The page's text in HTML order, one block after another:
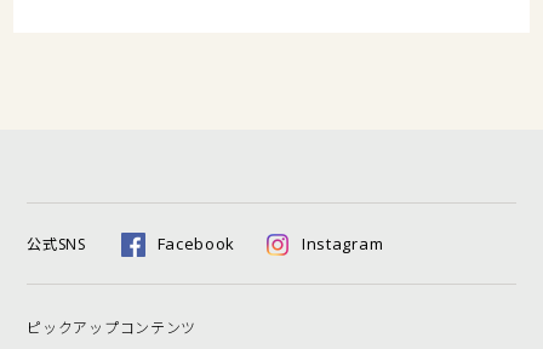
公式SNS Facebook Instagram
ピックアップコンテンツ